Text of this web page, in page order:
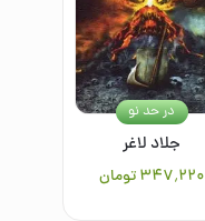
جلاد لاغر
۳۴۷٬۲۲۰تومان
در حد نو